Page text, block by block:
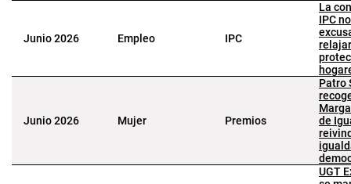
Junio 2026 Empleo IPC
La
IPC
Junio 2026 Mujer Premios
Patro
de
UGT